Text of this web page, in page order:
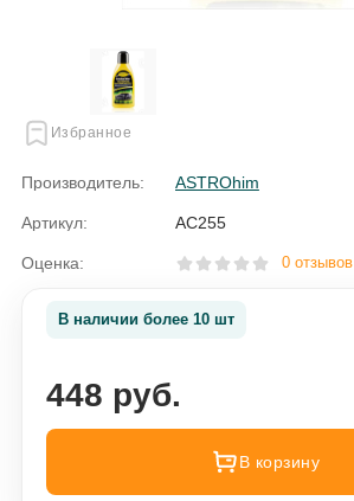
Избранное
Производитель: ASTROhim
Артикул: AC255
Оценка: 0 отзывов
В наличии более 10 шт
448 руб.
В корзину